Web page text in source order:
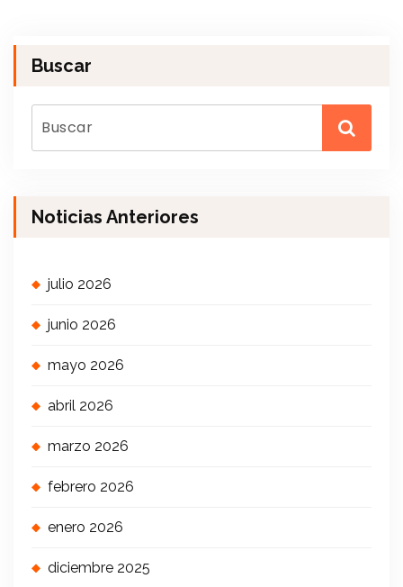
Buscar
Noticias Anteriores
julio 2026
junio 2026
mayo 2026
abril 2026
marzo 2026
febrero 2026
enero 2026
diciembre 2025